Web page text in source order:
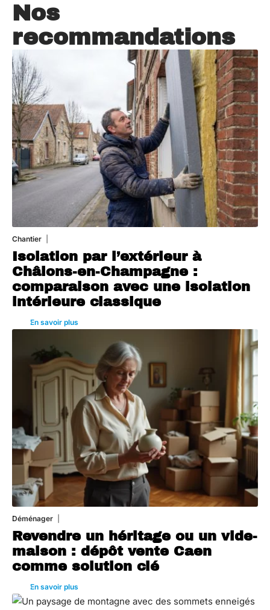
Nos
recommandations
Chantier
Isolation par l’extérieur à
Châlons-en-Champagne :
comparaison avec une isolation
intérieure classique
En savoir plus
Déménager
Revendre un héritage ou un vide-
maison : dépôt vente Caen
comme solution clé
En savoir plus